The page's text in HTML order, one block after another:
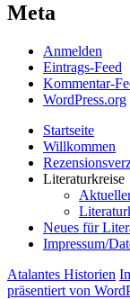
Meta
Anmelden
Eintrags-Feed
Kommentar-
WordPress.org
Startseite
Willkommen
Literaturkreise
Neues für
Impressum/
Atalantes Historien
präsentiert von